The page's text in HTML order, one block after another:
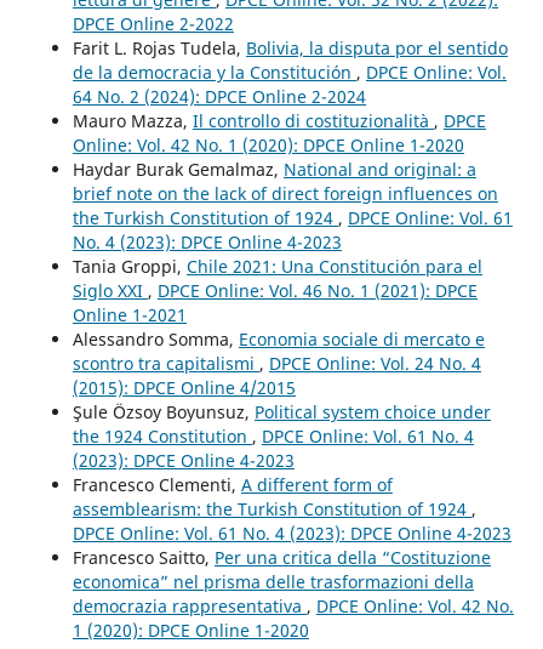
DPCE Online 2-2022
Farit L. Rojas Tudela, Bolivia, la disputa por el sentido
de la democracia y la Constitución , DPCE Online: Vol.
64 No. 2 (2024): DPCE Online 2-2024
Mauro Mazza, Il controllo di costituzionalità , DPCE
Online: Vol. 42 No. 1 (2020): DPCE Online 1-2020
Haydar Burak Gemalmaz, National and original: a
brief note on the lack of direct foreign influences on
the Turkish Constitution of 1924 , DPCE Online: Vol. 61
No. 4 (2023): DPCE Online 4-2023
Tania Groppi, Chile 2021: Una Constitución para el
Siglo XXI , DPCE Online: Vol. 46 No. 1 (2021): DPCE
Online 1-2021
Alessandro Somma, Economia sociale di mercato e
scontro tra capitalismi , DPCE Online: Vol. 24 No. 4
(2015): DPCE Online 4/2015
Şule Özsoy Boyunsuz, Political system choice under
the 1924 Constitution , DPCE Online: Vol. 61 No. 4
(2023): DPCE Online 4-2023
Francesco Clementi, A different form of
assemblearism: the Turkish Constitution of 1924 ,
DPCE Online: Vol. 61 No. 4 (2023): DPCE Online 4-2023
Francesco Saitto, Per una critica della “Costituzione
economica” nel prisma delle trasformazioni della
democrazia rappresentativa , DPCE Online: Vol. 42 No.
1 (2020): DPCE Online 1-2020